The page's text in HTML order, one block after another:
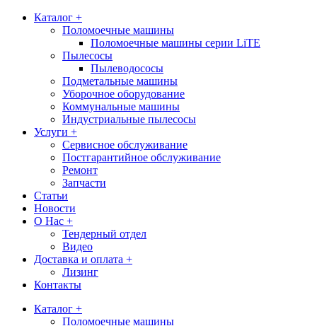
Каталог +
Поломоечные машины
Поломоечные машины серии LiTE
Пылесосы
Пылеводососы
Подметальные машины
Уборочное оборудование
Коммунальные машины
Индустриальные пылесосы
Услуги +
Сервисное обслуживание
Постгарантийное обслуживание
Ремонт
Запчасти
Статьи
Новости
О Нас +
Тендерный отдел
Видео
Доставка и оплата +
Лизинг
Контакты
Каталог +
Поломоечные машины